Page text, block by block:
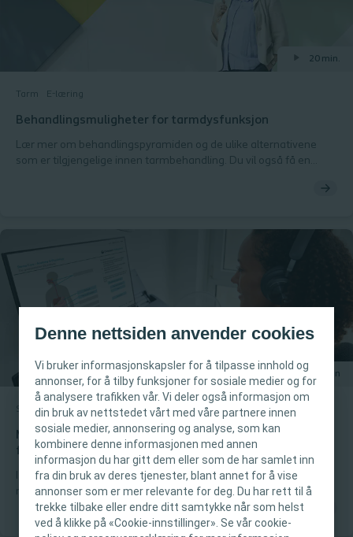
Denne nettsiden anvender cookies
Vi bruker informasjonskapsler for å tilpasse innhold og
annonser, for å tilby funksjoner for sosiale medier og for
å analysere trafikken vår. Vi deler også informasjon om
din bruk av nettstedet vårt med våre partnere innen
sosiale medier, annonsering og analyse, som kan
kombinere denne informasjonen med annen
informasjon du har gitt dem eller som de har samlet inn
fra din bruk av deres tjenester, blant annet for å vise
annonser som er mer relevante for deg. Du har rett til å
trekke tilbake eller endre ditt samtykke når som helst
ved å klikke på «Cookie-innstillinger». Se vår cookie-
VIKTIG INFORMASJON
Dette nettstedet er kun beregnet på
helsepersonell. Innholdet på nettstedet er ment
for informasjons- og opplæringsformål og er
kanskje ikke egnet for alle jurisdiksjoner.
Coloplast gir ikke medisinske råd. Ansvaret for
Tarm E-læring
20 min.
Behandlingsmuligheter for tarmdysfunksjon
Lær mer om behandlingspyramiden og de ulike alternativene
som er tilgjengelige innen tarmbehandling. Du vil også få en
Stomi E-læring
20 min
Modul 1: Grunnleggende stomipleie – anatomi og
fysiologi
I denne modulen vil du få en forståelse av anatomi og fysiologi i
mage-tarmkanalen og urinveiene, med særlig vekt på: -
Passasjen gjennom mage-tarmkanalen- Bevegelsene i mage-
tarmkanalen, med utforsking av de fire tarmlagene - En